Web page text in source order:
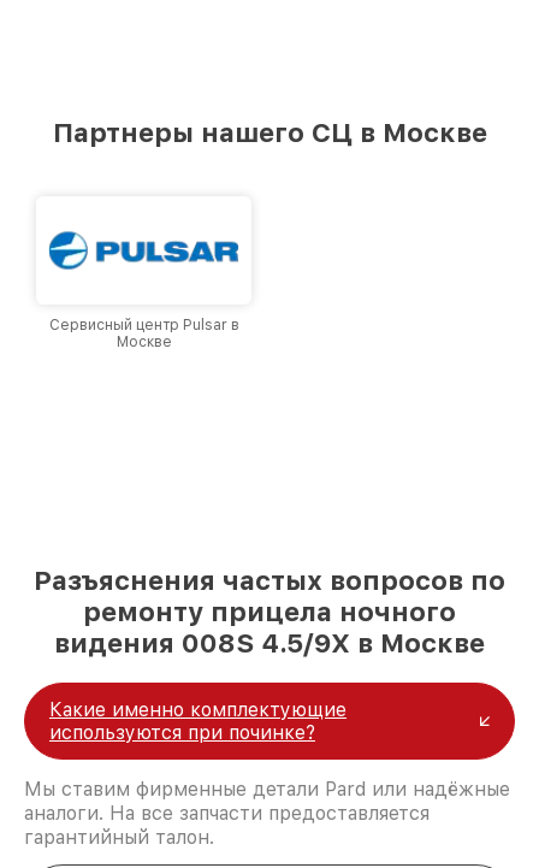
Партнеры нашего СЦ в Москве
Сервисный центр Pulsar в
Москве
Разъяснения частых вопросов по
ремонту прицела ночного
видения 008S 4.5/9X в Москве
Какие именно комплектующие
используются при починке?
Мы ставим фирменные детали Pard или надёжные
аналоги. На все запчасти предоставляется
гарантийный талон.